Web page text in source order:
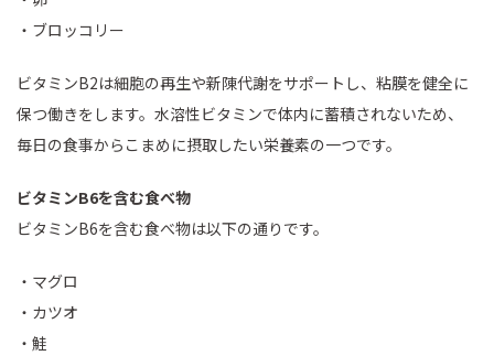
・ブロッコリー
ビタミンB2は細胞の再生や新陳代謝をサポートし、粘膜を健全に
保つ働きをします。水溶性ビタミンで体内に蓄積されないため、
毎日の食事からこまめに摂取したい栄養素の一つです。
ビタミンB6を含む食べ物
ビタミンB6を含む食べ物は以下の通りです。
・マグロ
・カツオ
・鮭